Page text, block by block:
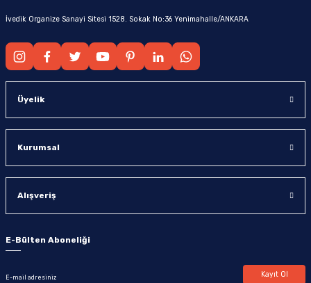
İvedik Organize Sanayi Sitesi 1528. Sokak No:36 Yenimahalle/ANKARA
Üyelik
Kurumsal
Alışveriş
E-Bülten Aboneliği
Kayıt Ol